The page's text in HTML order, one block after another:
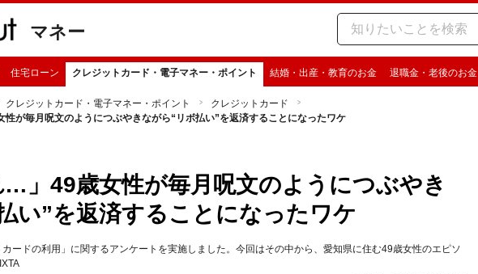
マネー
住宅ローン クレジットカード・電子マネー・ポイント 結婚・出産・教育のお金 退職金・老後のお金
クレジットカード・電子マネー・ポイント
クレジットカード
性が毎月呪文のようにつぶやきながら“リボ払い”を返済することになったワケ
…」49歳女性が毎月呪文のようにつぶやき
い”を返済することになったワケ
ードの利用」に関するアンケートを実施しました。今回はその中から、愛知県に住む49歳女性のエピソ